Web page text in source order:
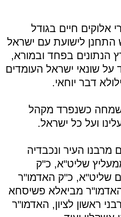
אלוקים חיים בגודל
התחנן לישועת עם ישראל
הנתונים בפחד ובמורא,
על שונאי ישראל העומדים
דבר יוחאי.
שמחה כשנפרד מקהל
ועל כל ישראל.
העיר ונכבדיה
שליט"א, כ"ק
שליט"א, כ"ק האדמו"ר
מביאלא פשיסחא
ראשון לציון, האדמו"ר